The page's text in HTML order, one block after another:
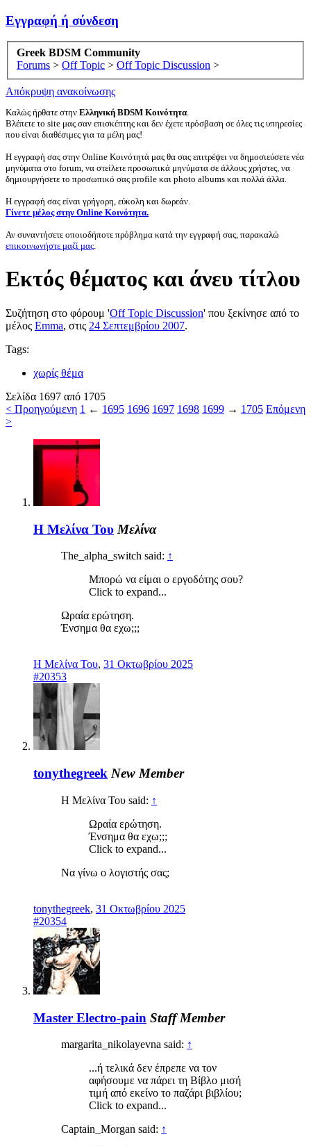
Εγγραφή ή σύνδεση
Greek BDSM Community
Forums > Off Topic > Off Topic Discussion >
Απόκρυψη ανακοίνωσης
Καλώς ήρθατε στην Ελληνική BDSM Κοινότητα.
Βλέπετε το site μας σαν επισκέπτης και δεν έχετε πρόσβαση σε όλες τις υπηρεσίες
που είναι διαθέσιμες για τα μέλη μας!
Η εγγραφή σας στην Online Κοινότητά μας θα σας επιτρέψει να δημοσιεύσετε νέα
μηνύματα στο forum, να στείλετε προσωπικά μηνύματα σε άλλους χρήστες, να
δημιουργήσετε το προσωπικό σας profile και photo albums και πολλά άλλα.
Η εγγραφή σας είναι γρήγορη, εύκολη και δωρεάν.
Γίνετε μέλος στην Online Κοινότητα.
Αν συναντήσετε οποιοδήποτε πρόβλημα κατά την εγγραφή σας, παρακαλώ
επικοινωνήστε μαζί μας.
Eκτός θέματος και άνευ τίτλου
Συζήτηση στο φόρουμ 'Off Topic Discussion' που ξεκίνησε από το
μέλος Emma, στις 24 Σεπτεμβρίου 2007.
Tags:
χωρίς θέμα
Σελίδα 1697 από 1705
< Προηγούμενη 1 ← 1695 1696 1697 1698 1699 → 1705 Επόμενη
>
Η Μελίνα Του Μελίνα
The_alpha_switch said: ↑
Μπορώ να είμαι ο εργοδότης σου?
Click to expand...
Ωραία ερώτηση.
Ένσημα θα εχω;;;
Η Μελίνα Του, 31 Οκτωβρίου 2025
#20353
tonythegreek New Member
Η Μελίνα Του said: ↑
Ωραία ερώτηση.
Ένσημα θα εχω;;;
Click to expand...
Να γίνω ο λογιστής σας;
tonythegreek, 31 Οκτωβρίου 2025
#20354
Master Electro-pain Staff Member
margarita_nikolayevna said: ↑
...ή τελικά δεν έπρεπε να τον
αφήσουμε να πάρει τη Βίβλο μισή
τιμή από εκείνο το παζάρι βιβλίου;
Click to expand...
Captain_Morgan said: ↑